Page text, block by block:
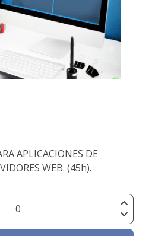
APLICACIONES DE
WEB. (45h).